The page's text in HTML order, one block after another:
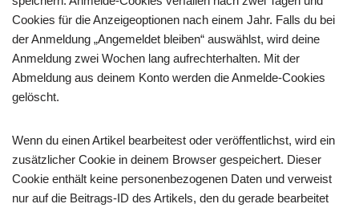
Cookies für die Anzeigeoptionen nach einem Jahr. Falls du bei
der Anmeldung „Angemeldet bleiben“ auswählst, wird deine
Anmeldung zwei Wochen lang aufrechterhalten. Mit der
Abmeldung aus deinem Konto werden die Anmelde-Cookies
gelöscht.
Wenn du einen Artikel bearbeitest oder veröffentlichst, wird ein
zusätzlicher Cookie in deinem Browser gespeichert. Dieser
Cookie enthält keine personenbezogenen Daten und verweist
nur auf die Beitrags-ID des Artikels, den du gerade bearbeitet